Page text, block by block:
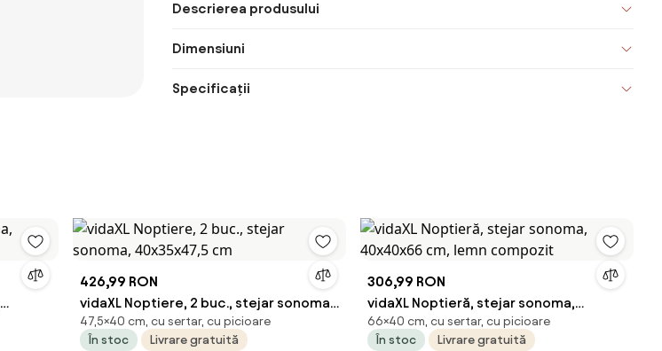
Descrierea produsului
Dimensiuni
Specificații
426,99 RON
vidaXL Noptiere, 2 buc., stejar sonoma,
40x35x47,5 cm
47,5×40 cm, cu sertar, cu picioare
În stoc
Livrare gratuită
306,99 RON
vidaXL Noptieră, stejar sonoma,
40x40x66 cm, lemn compozit
66×40 cm, cu sertar, cu picioare
În stoc
Livrare gratuită